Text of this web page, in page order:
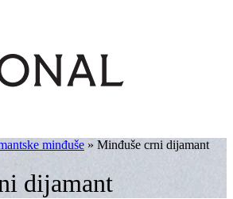
minđuše » Minđuše crni dijamant
dijamant